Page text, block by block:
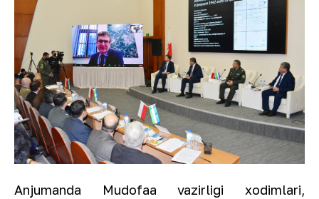
Anjumanda Mudofaa vazirligi xodimlari,